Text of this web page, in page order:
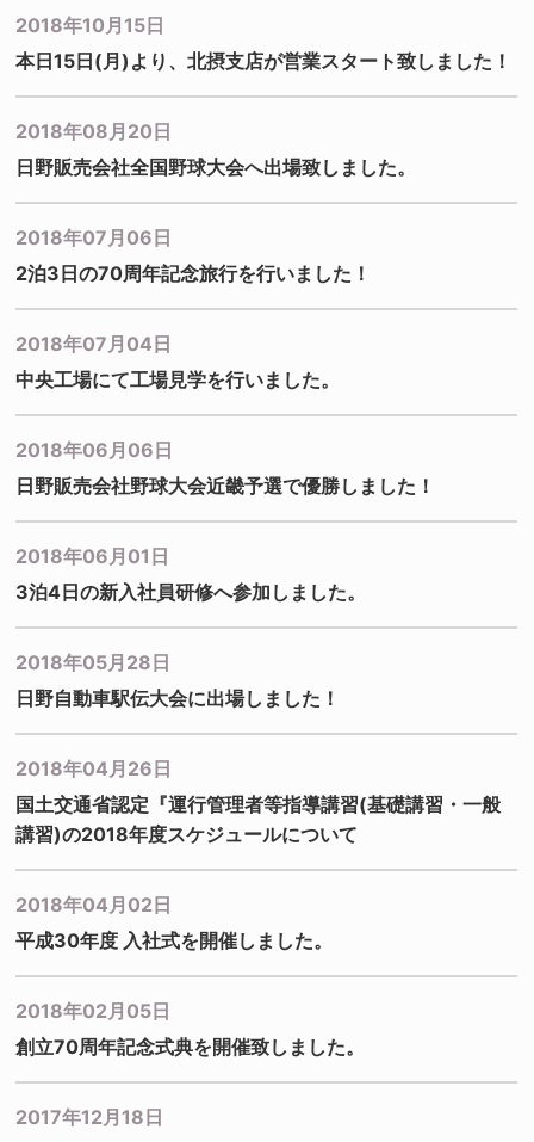
2018年10月15日
本日15日(月)より、北摂支店が営業スタート致しました！
2018年08月20日
日野販売会社全国野球大会へ出場致しました。
2018年07月06日
2泊3日の70周年記念旅行を行いました！
2018年07月04日
中央工場にて工場見学を行いました。
2018年06月06日
日野販売会社野球大会近畿予選で優勝しました！
2018年06月01日
3泊4日の新入社員研修へ参加しました。
2018年05月28日
日野自動車駅伝大会に出場しました！
2018年04月26日
国土交通省認定『運行管理者等指導講習(基礎講習・一般
講習)の2018年度スケジュールについて
2018年04月02日
平成30年度 入社式を開催しました。
2018年02月05日
創立70周年記念式典を開催致しました。
2017年12月18日